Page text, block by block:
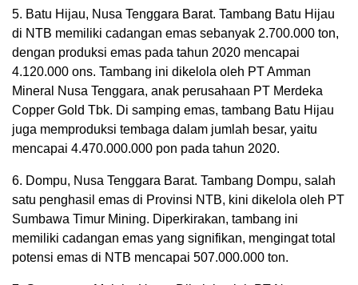
5. Batu Hijau, Nusa Tenggara Barat. Tambang Batu Hijau
di NTB memiliki cadangan emas sebanyak 2.700.000 ton,
dengan produksi emas pada tahun 2020 mencapai
4.120.000 ons. Tambang ini dikelola oleh PT Amman
Mineral Nusa Tenggara, anak perusahaan PT Merdeka
Copper Gold Tbk. Di samping emas, tambang Batu Hijau
juga memproduksi tembaga dalam jumlah besar, yaitu
mencapai 4.470.000.000 pon pada tahun 2020.
6. Dompu, Nusa Tenggara Barat. Tambang Dompu, salah
satu penghasil emas di Provinsi NTB, kini dikelola oleh PT
Sumbawa Timur Mining. Diperkirakan, tambang ini
memiliki cadangan emas yang signifikan, mengingat total
potensi emas di NTB mencapai 507.000.000 ton.